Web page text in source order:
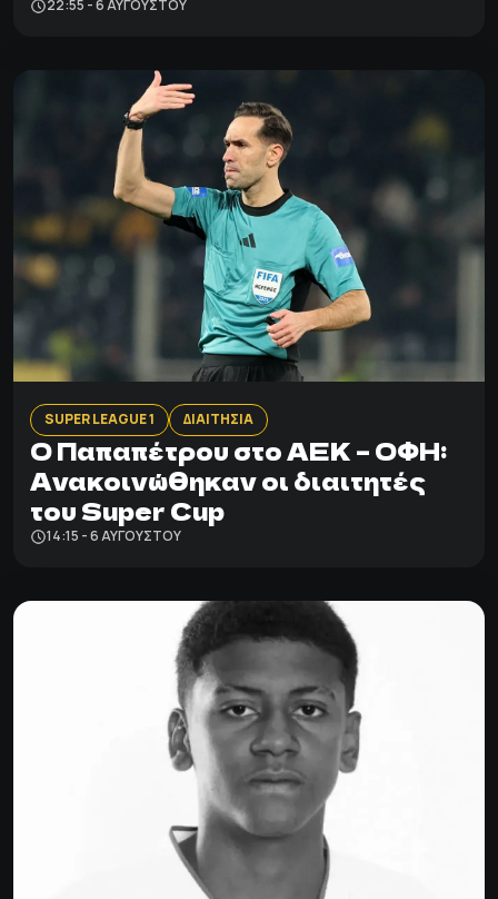
22:55 - 6 ΑΥΓΟΎΣΤΟΥ
SUPER LEAGUE 1 ΔΙΑΙΤΗΣΙΑ
Ο Παπαπέτρου στο ΑΕΚ – ΟΦΗ:
Ανακοινώθηκαν οι διαιτητές
του Super Cup
14:15 - 6 ΑΥΓΟΎΣΤΟΥ